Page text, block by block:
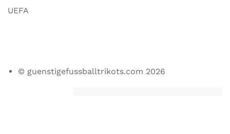
UEFA
© guenstigefussballtrikots.com 2026